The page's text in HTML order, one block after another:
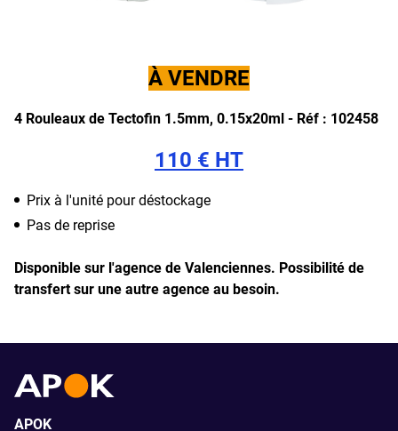
À VENDRE
4 Rouleaux de Tectofin 1.5mm, 0.15x20ml - Réf : 102458
110 € HT
Prix à l'unité pour déstockage
Pas de reprise
Disponible sur l'agence de Valenciennes. Possibilité de
transfert sur une autre agence au besoin.
APOK